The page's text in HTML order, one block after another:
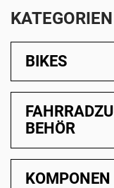
KATEGORIEN
BIKES
FAHRRADZU
BEHÖR
KOMPONEN